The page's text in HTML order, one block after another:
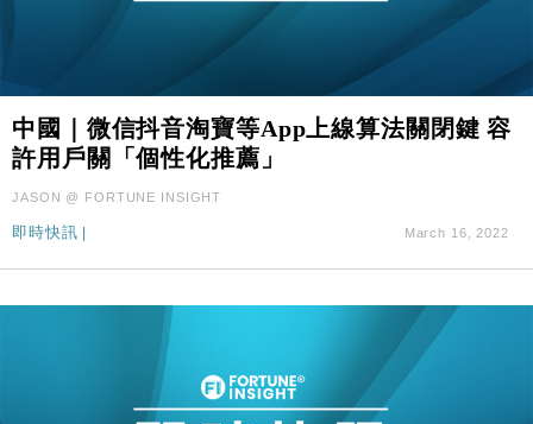
中國｜微信抖音淘寶等App上線算法關閉鍵 容
許用戶關「個性化推薦」
JASON @ FORTUNE INSIGHT
即時快訊 March 16, 2022